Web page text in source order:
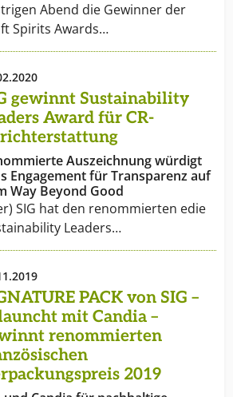
Abend die Gewinner der
Spirits Awards…
gewinnt Sustainability
Award für CR-
Auszeichnung würdigt
Engagement für Transparenz auf
Way Beyond Good
SIG hat den renommierten edie
Leaders…
PACK von SIG –
mit Candia –
renommierten
2019